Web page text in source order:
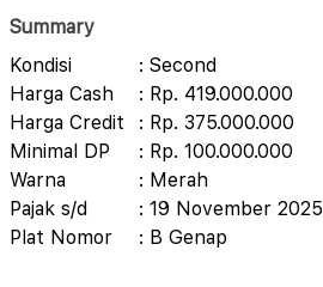
Summary
Kondisi
: Second
Harga Cash
: Rp. 419.000.000
Harga Credit
: Rp. 375.000.000
Minimal DP
: Rp. 100.000.000
Warna
: Merah
Pajak s/d
: 19 November 2025
Plat Nomor
: B Genap